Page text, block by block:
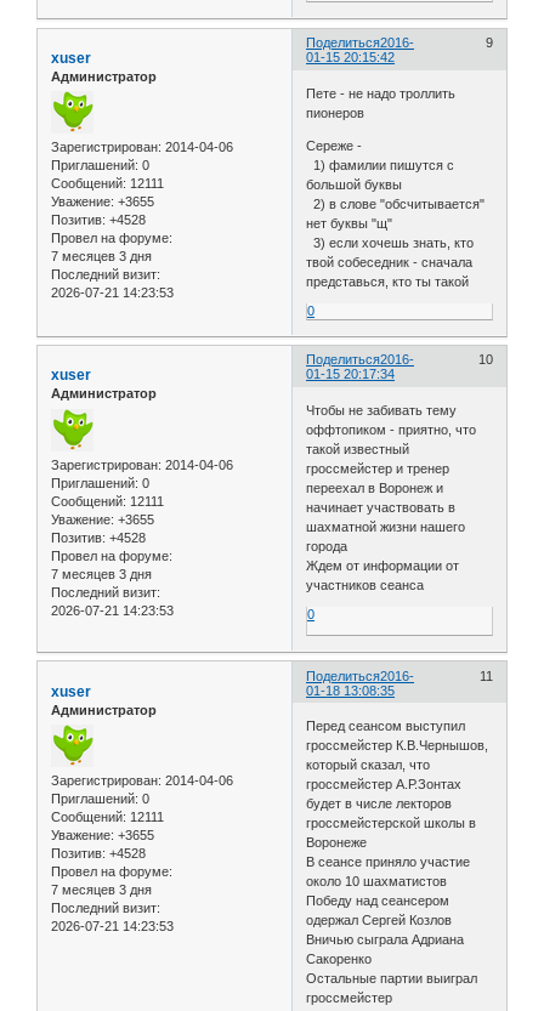
Поделиться 9
2016-
01-15 20:15:42
xuser
Администратор
Зарегистрирован: 2014-04-06
Приглашений: 0
Сообщений: 12111
Уважение: +3655
Позитив: +4528
Провел на форуме:
7 месяцев 3 дня
Последний визит:
2026-07-21 14:23:53
Пете - не надо троллить
пионеров
Сереже -
1) фамилии пишутся с
большой буквы
2) в слове "обсчитывается"
нет буквы "щ"
3) если хочешь знать, кто
твой собеседник - сначала
представься, кто ты такой
0
Поделиться 10
2016-
01-15 20:17:34
xuser
Администратор
Зарегистрирован: 2014-04-06
Приглашений: 0
Сообщений: 12111
Уважение: +3655
Позитив: +4528
Провел на форуме:
7 месяцев 3 дня
Последний визит:
2026-07-21 14:23:53
Чтобы не забивать тему
оффтопиком - приятно, что
такой известный
гроссмейстер и тренер
переехал в Воронеж и
начинает участвовать в
шахматной жизни нашего
города
Ждем от информации от
участников сеанса
0
Поделиться 11
2016-
01-18 13:08:35
xuser
Администратор
Зарегистрирован: 2014-04-06
Приглашений: 0
Сообщений: 12111
Уважение: +3655
Позитив: +4528
Провел на форуме:
7 месяцев 3 дня
Последний визит:
2026-07-21 14:23:53
Перед сеансом выступил
гроссмейстер К.В.Чернышов,
который сказал, что
гроссмейстер А.Р.Зонтах
будет в числе лекторов
гроссмейстерской школы в
Воронеже
В сеансе приняло участие
около 10 шахматистов
Победу над сеансером
одержал Сергей Козлов
Вничью сыграла Адриана
Сакоренко
Остальные партии выиграл
гроссмейстер